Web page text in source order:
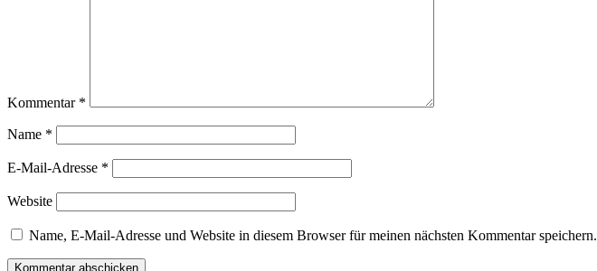
Kommentar *
Name *
E-Mail-Adresse *
Website
Name, E-Mail-Adresse und Website in diesem Browser für meinen nächsten Kommentar speichern.